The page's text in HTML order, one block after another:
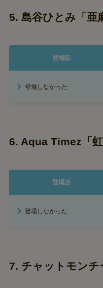
5. 島谷ひとみ「亜
登場話
登場しなかった
6. Aqua Timez「虹
登場話
登場しなかった
7. チャットモンチ